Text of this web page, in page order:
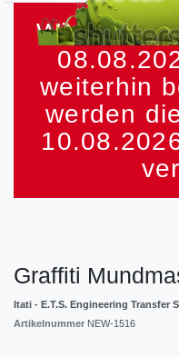
Wir
weiterhin
werden
Graffiti
Itati - E.T.S. Engineering Transfer
Artikelnummer NEW-1516